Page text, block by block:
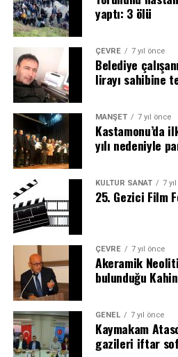
Kahin Tepesinde, Göbeklitepe ile
Arkeolog Öğretim Üyesi Dr.
Araç ilçesinde Kahin Tepesi’nde
Akeramik Neolitik Döneme ait bir
Akeramik Neolitik Dönemin en
başında Göbeklitepe
aynı dönemde taşların işlendiği
Döneme ait öğütme taşı, süs
bulunmuştu.
yaptı: 3 ölü
ÇEVRE 7 yıl önce
Belediye
lirayı sahibine
MANŞET 7 yıl önce
Kastamonu’da
yılı nedeniyle
KÜLTÜR SANAT 7
25. Gezici Film
ÇEVRE 7 yıl önce
Akeramik
bulunduğu
GENEL 7 yıl önce
Kaymakam
gazileri iftar